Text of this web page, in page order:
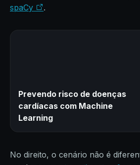
spaCy
.
Prevendo risco de doenças
cardíacas com Machine
Learning
No direito, o cenário não é